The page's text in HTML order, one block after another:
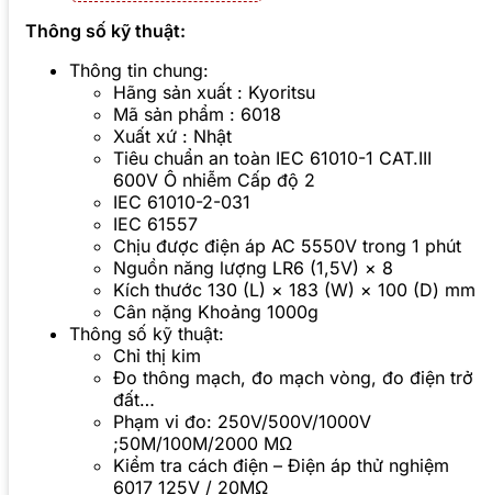
Thông số kỹ thuật:
Thông tin chung:
Hãng sản xuất : Kyoritsu
Mã sản phẩm : 6018
Xuất xứ : Nhật
Tiêu chuẩn an toàn IEC 61010-1 CAT.III
600V Ô nhiễm Cấp độ 2
IEC 61010-2-031
IEC 61557
Chịu được điện áp AC 5550V trong 1 phút
Nguồn năng lượng LR6 (1,5V) × 8
Kích thước 130 (L) × 183 (W) × 100 (D) mm
Cân nặng Khoảng 1000g
Thông số kỹ thuật:
Chỉ thị kim
Đo thông mạch, đo mạch vòng, đo điện trở
đất…
Phạm vi đo: 250V/500V/1000V
;50M/100M/2000 MΩ
Kiểm tra cách điện – Điện áp thử nghiệm
6017 125V / 20MΩ